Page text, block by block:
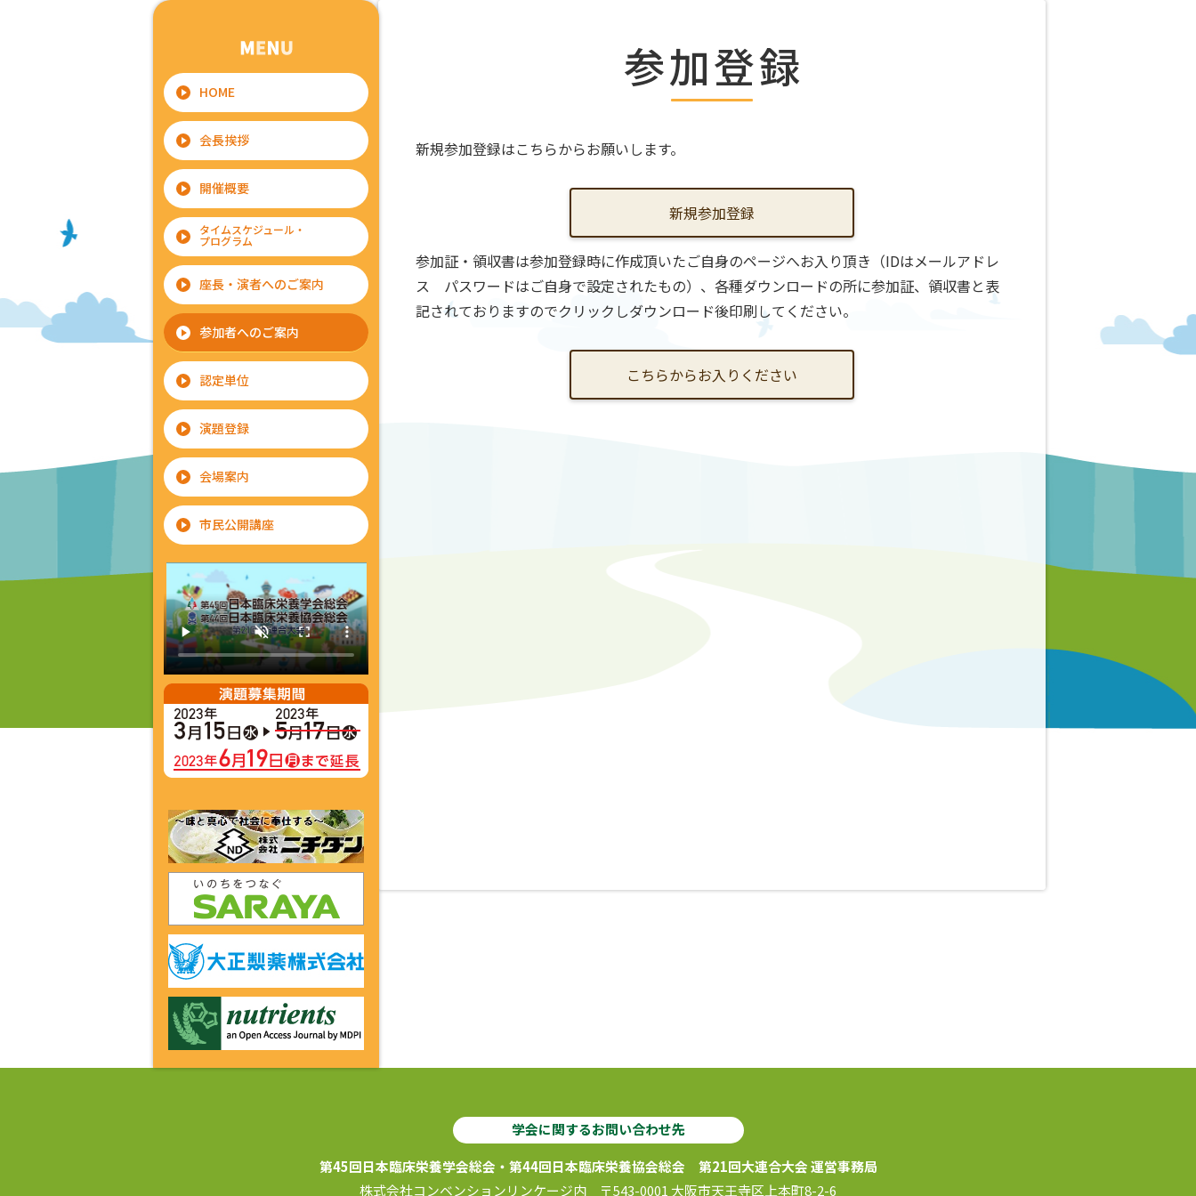
HOME
会長挨拶
開催概要
タイムスケジュール・
プログラム
座長・演者へのご案内
参加者へのご案内
認定単位
演題登録
会場案内
市民公開講座
参加登録
新規参加登録はこちらからお願いします。
新規参加登録
参加証・領収書は参加登録時に作成頂いたご自身のページへお入り頂き（IDはメールアドレ
ス パスワードはご自身で設定されたもの）、各種ダウンロードの所に参加証、領収書と表
記されておりますのでクリックしダウンロード後印刷してください。
こちらからお入りください
学会に関するお問い合わせ先
第45回日本臨床栄養学会総会・ 第44回日本臨床栄養協会総会 第21回大連合大会 運営事務局
株式会社コンベンションリンケージ内 〒543-0001 大阪市天王寺区上本町8-2-6